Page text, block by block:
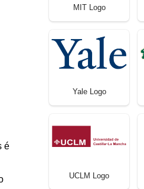
é
MIT Logo
Yale Logo
UCLM Logo